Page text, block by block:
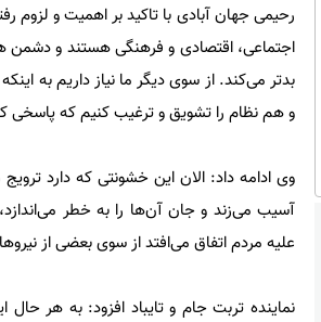
رحیمی جهان آبادی با تاکید بر اهمیت و لزوم
اجتماعی، اقتصادی و فرهنگی هستند و دشمن
بدتر می‌کند. از سوی دیگر ما نیاز داریم به
و هم نظام را تشویق و ترغیب کنیم که پاسخی
وی ادامه داد: الان این خشونتی که دارد
آسیب می‌زند و جان آن‌ها را به خطر
علیه مردم اتفاق می‌افتد از سوی بعضی از
نماینده تربت جام و تایباد افزود: به هر